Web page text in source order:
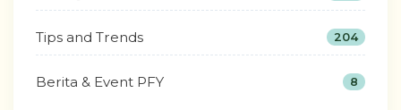
Tips and Trends 204
Berita & Event PFY 8